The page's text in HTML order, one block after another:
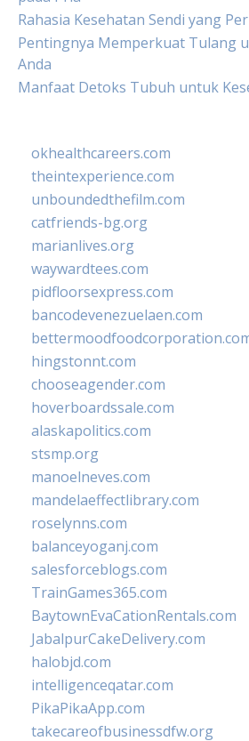
Rahasia Kesehatan Sendi yang
Pentingnya Memperkuat Tulang
Anda
Manfaat Detoks Tubuh untuk
okhealthcareers.com
theintexperience.com
unboundedthefilm.com
catfriends-bg.org
marianlives.org
waywardtees.com
pidfloorsexpress.com
bancodevenezuelaen.com
hingstonnt.com
chooseagender.com
hoverboardssale.com
alaskapolitics.com
stsmp.org
manoelneves.com
mandelaeffectlibrary.com
roselynns.com
balanceyoganj.com
salesforceblogs.com
TrainGames365.com
BaytownEvaCationRentals.com
JabalpurCakeDelivery.com
halobjd.com
intelligenceqatar.com
PikaPikaApp.com
takecareofbusinessdfw.org